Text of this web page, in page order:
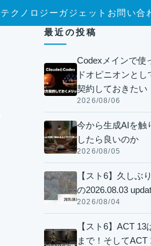
テクノロジー ガジェット お問い合
最近の投稿
Codexメインで使
ドオピニオンとし
契約しておきたい
2026/08/06
今から生成AIを触
したら良いのか
2026/08/05
【スト6】久しぶ
の2026.08.03
2026/08/04
【スト6】ACT 13
まで！そしてACT